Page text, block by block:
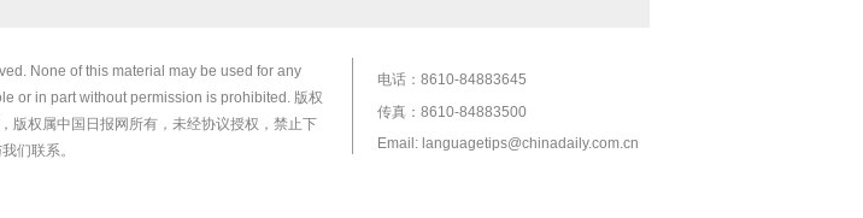
None of this material may be used for any
or in part without permission is prohibited. 版权
版权属中国日报网所有，未经协议授权，禁止下
们联系。
电话：8610-84883645
传真：8610-84883500
Email: languagetips@chinadaily.com.cn